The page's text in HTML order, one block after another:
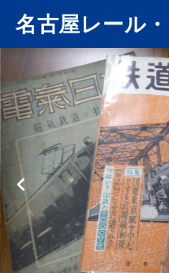
名古屋レール